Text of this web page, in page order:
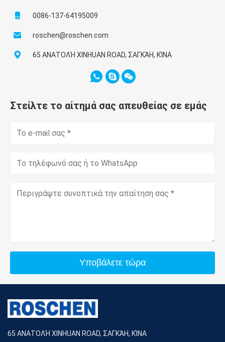
0086-137-64195009
roschen@roschen.com
65 ΑΝΑΤΟΛΉ XINHUAN ROAD, ΣΑΓΚΆΗ, ΚΊΝΑ
Στείλτε το αίτημά σας απευθείας σε εμάς
Υποβάλετε τώρα
65 ΑΝΑΤΟΛΉ XINHUAN ROAD, ΣΑΓΚΆΗ, ΚΊΝΑ